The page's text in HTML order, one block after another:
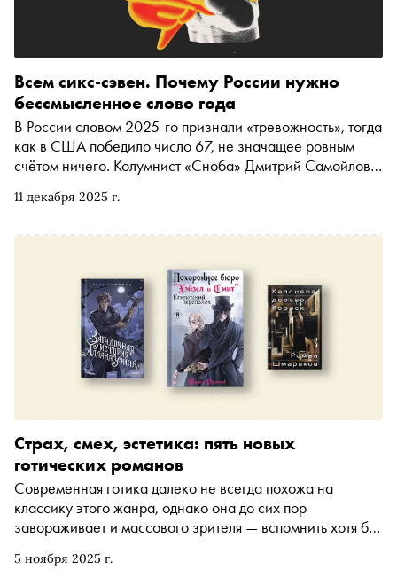
11 декабря 2025 г.
Всем сикс-сэвен. Почему России нужно
бессмысленное слово года
В России словом 2025-го признали «тревожность», тогда
как в США победило число 67, не значащее ровным
счётом ничего. Колумнист «Сноба» Дмитрий Самойлов
Кьеркегора и панических атак Тони Сопрано к трекам
помешал в качестве символа безмятежный набор звуков
5 ноября 2025 г.
Страх, смех, эстетика: пять новых
готических романов
Современная готика далеко не всегда похожа на
классику этого жанра, однако она до сих пор
завораживает и массового зрителя — вспомнить хотя бы
Гильермо дель Торо, — и массового читателя. Как и